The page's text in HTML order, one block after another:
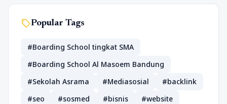
sellPopular Tags
#Boarding School tingkat SMA
#Boarding School Al Masoem Bandung
#Sekolah Asrama
#Mediasosial
#backlink
#seo
#sosmed #bisnis
#website